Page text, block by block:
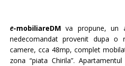
e-mobiliareDM va propune, un
nedecomandat provenit dupa o
camere, cca 48mp, complet
zona “piata Chirila”.